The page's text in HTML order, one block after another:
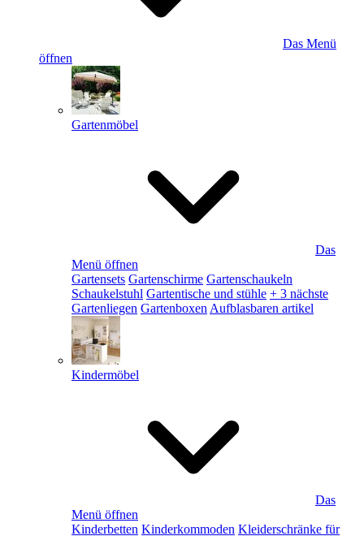
Das Menü
öffnen
Gartenmöbel
Das
Menü öffnen
Gartensets Gartenschirme Gartenschaukeln
Schaukelstuhl Gartentische und stühle + 3 nächste
Gartenliegen Gartenboxen Aufblasbaren artikel
Kindermöbel
Das
Menü öffnen
Kinderbetten Kinderkommoden Kleiderschränke für